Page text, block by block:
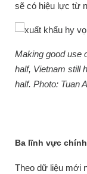
sẽ có hiệu lực từ
Making good use
half, Vietnam still
half. Photo: Tuan
Ba lĩnh vực
Theo dữ liệu mới